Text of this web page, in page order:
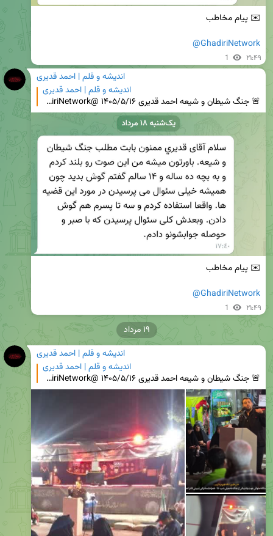
@GhadiriNetwork
1 ۲۱:۴۹
اندیشه و قلم | احمد قدیری
اندیشه و قلم | احمد قدیری
🚨 جنگ شیطان و شیعه احمد قدیری ۱۴۰۵/۵/۱۶ @GhadiriNetwork
@GhadiriNetwork
1 ۲۱:۴۹
اندیشه و قلم | احمد قدیری
اندیشه و قلم | احمد قدیری
🚨 جنگ شیطان و شیعه احمد قدیری ۱۴۰۵/۵/۱۶ @GhadiriNetwork
۱۹ مرداد